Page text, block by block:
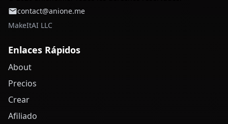
contact@anione.me
MakeItAI LLC
Enlaces Rápidos
About
Precios
Crear
Afiliado